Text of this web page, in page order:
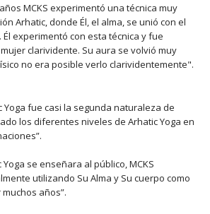
MCKS experimentó una técnica muy
Arhatic, donde Él, el alma, se unió con el
experimentó con esta técnica y fue
clarividente. Su aura se volvió muy
no era posible verlo clarividentemente".
Yoga fue casi la segunda naturaleza de
los diferentes niveles de Arhatic Yoga en
se enseñara al público, MCKS
utilizando Su Alma y Su cuerpo como
años”.